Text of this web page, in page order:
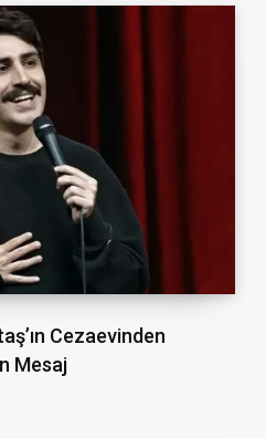
Cezaevinden
Mesaj